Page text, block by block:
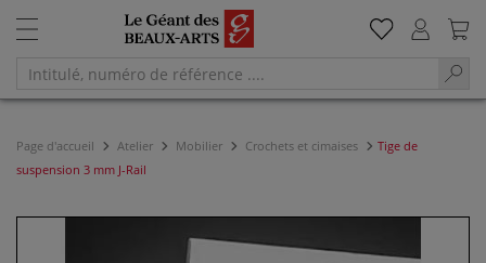
Page d'accueil Atelier Mobilier Crochets et cimaises
Tige de
suspension 3 mm J-Rail